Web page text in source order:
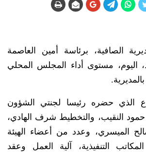
الصافية، برئاسة أمين العاصمة
اليوم، مستوى أداء المجلس المحلي
الذي حضره رئيسا لجنتي الشؤون
حمود النقيب، والتخطيط شرف الهادي،
الميسري، وعدد من أعضاء الهيئة
التنفيذية، آلية العمل وعقد